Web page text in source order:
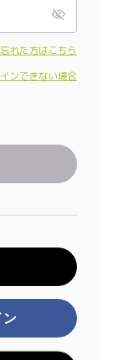
れた方はこちら
ンできない場合
ン